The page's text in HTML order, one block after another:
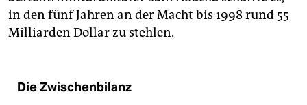
in den fünf Jahren an der Macht bis 1998 rund 55
Milliarden Dollar zu stehlen.
Die Zwischenbilanz